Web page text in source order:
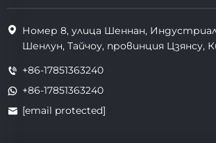
Номер 8, улица Шеннан,
Шенлун, Тайчоу, провинция Цзянсу,
+86-17851363240
+86-17851363240
[email protected]